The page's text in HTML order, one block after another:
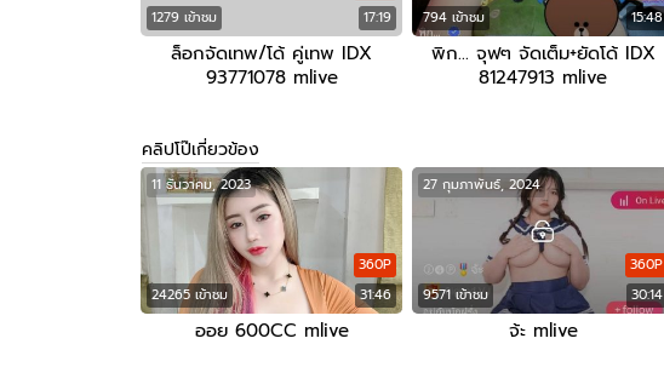
1279 เข้าชม 17:19
ล็อกจัดเทพ/โด้ คู่เทพ IDX
93771078 mlive
794 เข้าชม 15:48
พิก… จุฟๆ จัดเต็ม+ยัดโด้ IDX
81247913 mlive
คลิปโป๊เกี่ยวข้อง
24265 เข้าชม 31:46
360P
11 ธันวาคม, 2023
ออย 600CC mlive
9571 เข้าชม 30:14
360P
27 กุมภาพันธ์, 2024
จ้ะ mlive